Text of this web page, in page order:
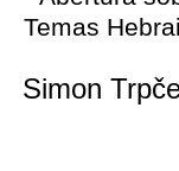
Temas
Simon